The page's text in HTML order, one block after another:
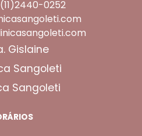
0252
Gislaine
Sangoleti
Sangoleti